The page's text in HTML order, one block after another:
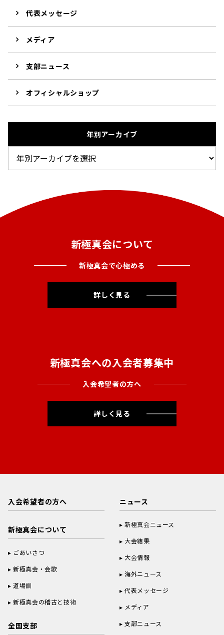
代表メッセージ
メディア
支部ニュース
オフィシャルショップ
年別アーカイブ
新極真会について
新極真会で心極める
詳しく見る
新極真会への入会者募集中
入会希望者の方へ
詳しく見る
入会希望者の方へ
新極真会について
ごあいさつ
新極真会・会歌
道場訓
新極真会の稽古と技術
全国支部
ニュース
新極真会ニュース
大会結果
大会情報
海外ニュース
代表メッセージ
メディア
支部ニュース